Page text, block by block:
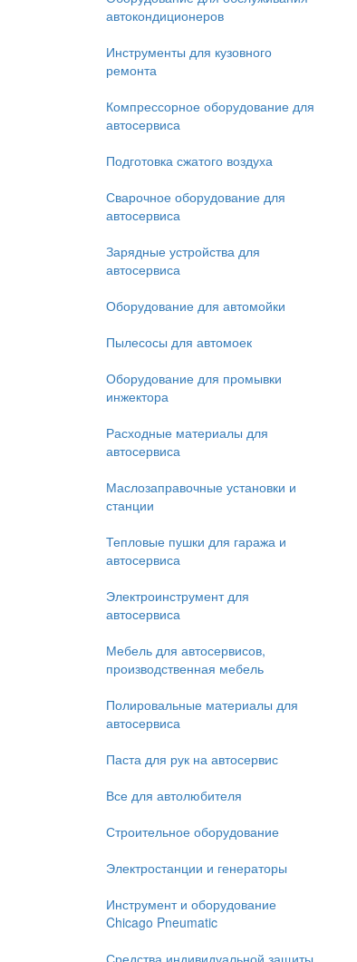
автокондиционеров
Инструменты для кузовного
ремонта
Компрессорное оборудование для
автосервиса
Подготовка сжатого воздуха
Сварочное оборудование для
автосервиса
Зарядные устройства для
автосервиса
Оборудование для автомойки
Пылесосы для автомоек
Оборудование для промывки
инжектора
Расходные материалы для
автосервиса
Маслозаправочные установки и
станции
Тепловые пушки для гаража и
автосервиса
Электроинструмент для
автосервиса
Мебель для автосервисов,
производственная мебель
Полировальные материалы для
автосервиса
Паста для рук на автосервис
Все для автолюбителя
Строительное оборудование
Электростанции и генераторы
Инструмент и оборудование
Chicago Pneumatic
Средства индивидуальной защиты